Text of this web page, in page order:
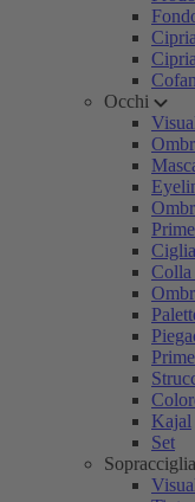
Occhi
Colla
Kajal
Set
Sopracciglia